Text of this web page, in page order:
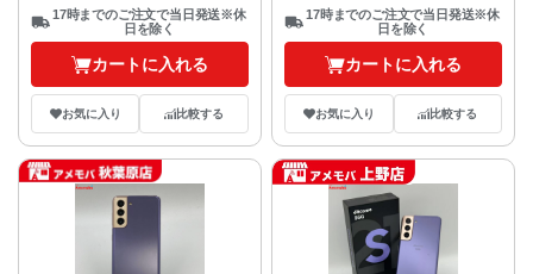
17時までのご注文で当日発送※休
日を除く
カートに入れる
お気に入り 比較する
17時までのご注文で当日発送※休
日を除く
カートに入れる
お気に入り 比較する